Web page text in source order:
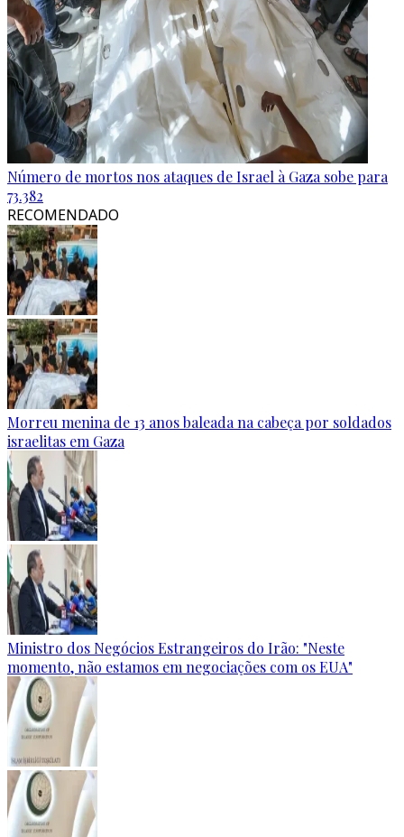
Número de mortos nos ataques de Israel à Gaza sobe para
73.382
RECOMENDADO
Morreu menina de 13 anos baleada na cabeça por soldados
israelitas em Gaza
Ministro dos Negócios Estrangeiros do Irão: "Neste
momento, não estamos em negociações com os EUA"